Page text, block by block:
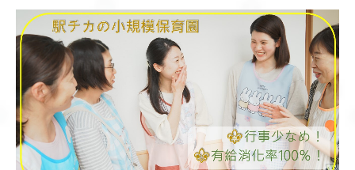
募集要項（調理パート）
募集要項 保育士（正社員） 各園共通ヘルプ専門職
募集要項 保育士（パート） 各園共通ヘルプ専門職
募集要項 保育士（パート） 発達サポート専門職